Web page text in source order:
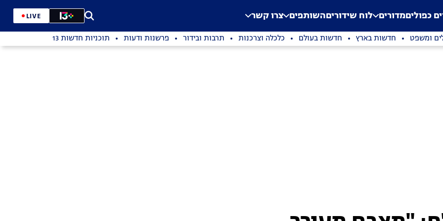
Application error: a
. כפוליםמדורים לוח שידוריםהשותפים צרו קשר LIVE
ומשפט חדשות בארץ חדשות בעולם כלכלה וצרכנות תרבות ובידור פרשנות ודעות תוכניות חדשות 13